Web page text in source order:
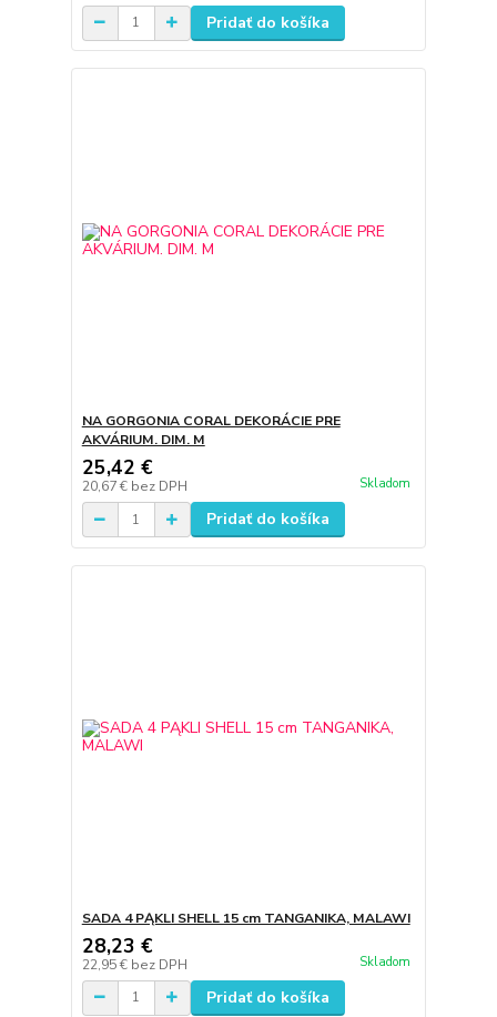
Pridať do košíka
NA GORGONIA CORAL DEKORÁCIE PRE
AKVÁRIUM. DIM. M
25,42 €
20,67 € bez DPH Skladom
Pridať do košíka
SADA 4 PĄKLI SHELL 15 cm TANGANIKA, MALAWI
28,23 €
22,95 € bez DPH Skladom
Pridať do košíka